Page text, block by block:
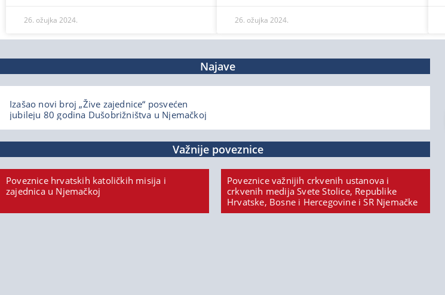
26. ožujka 2024. 26. ožujka 2024.
Najave
Izašao novi broj „Žive zajednice“ posvećen
jubileju 80 godina Dušobrižništva u Njemačkoj
Važnije poveznice
Poveznice hrvatskih katoličkih misija i
zajednica u Njemačkoj
Poveznice važnijih crkvenih ustanova i
crkvenih medija Svete Stolice, Republike
Hrvatske, Bosne i Hercegovine i SR Njemačke